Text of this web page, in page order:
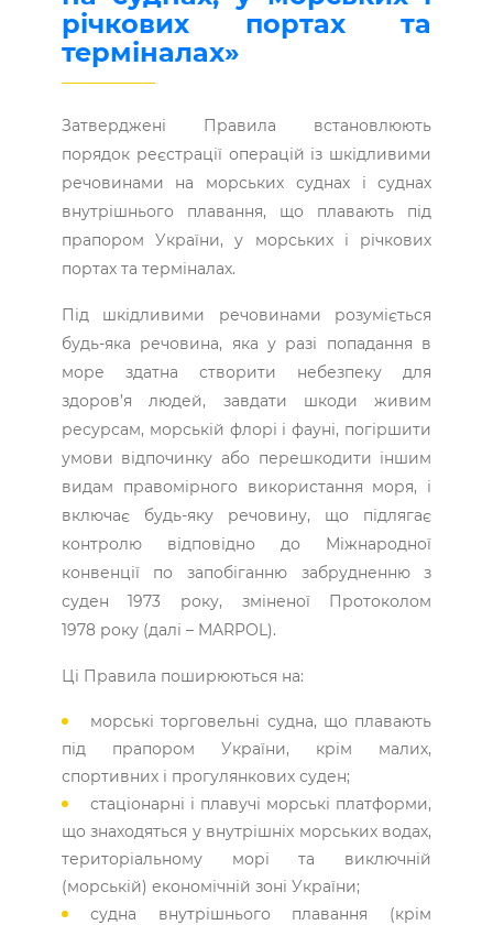
річкових портах та
терміналах»
Затверджені Правила встановлюють
порядок реєстрації операцій із шкідливими
речовинами на морських суднах і суднах
внутрішнього плавання, що плавають під
прапором України, у морських і річкових
портах та терміналах.
Під шкідливими речовинами розуміється
будь-яка речовина, яка у разі попадання в
море здатна створити небезпеку для
здоров’я людей, завдати шкоди живим
ресурсам, морській флорі і фауні, погіршити
умови відпочинку або перешкодити іншим
видам правомірного використання моря, і
включає будь-яку речовину, що підлягає
контролю відповідно до Міжнародної
конвенції по запобіганню забрудненню з
суден 1973 року, зміненої Протоколом
1978 року (далі – MARPOL).
Ці Правила поширюються на:
морські торговельні судна, що плавають
під прапором України, крім малих,
спортивних і прогулянкових суден;
стаціонарні і плавучі морські платформи,
що знаходяться у внутрішніх морських водах,
територіальному морі та виключній
(морській) економічній зоні України;
судна внутрішнього плавання (крім